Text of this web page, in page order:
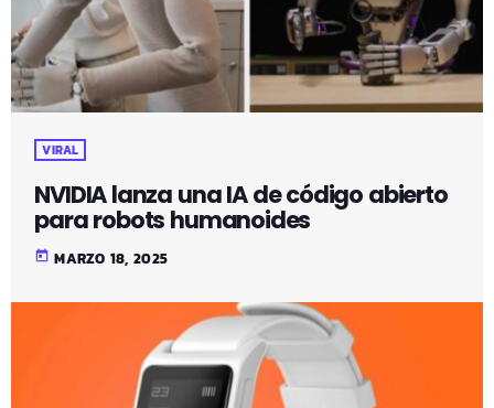
VIRAL
NVIDIA lanza una IA de código abierto
para robots humanoides
today MARZO 18, 2025